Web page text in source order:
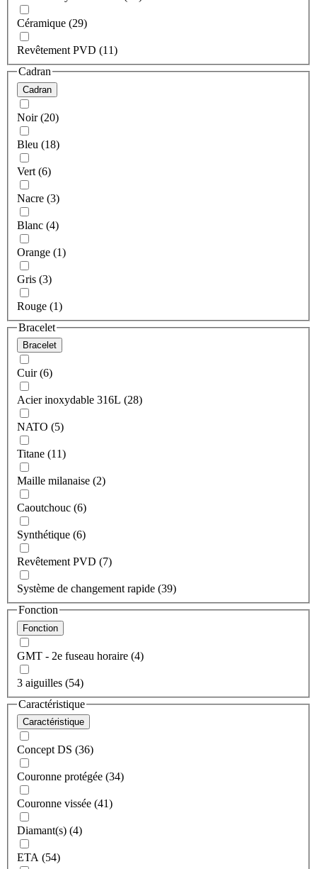
Céramique (29)
Revêtement PVD (11)
Cadran
Cadran
Noir (20)
Bleu (18)
Vert (6)
Nacre (3)
Blanc (4)
Orange (1)
Gris (3)
Rouge (1)
Bracelet
Bracelet
Cuir (6)
Acier inoxydable 316L (28)
NATO (5)
Titane (11)
Maille milanaise (2)
Caoutchouc (6)
Synthétique (6)
Revêtement PVD (7)
Système de changement rapide (39)
Fonction
Fonction
GMT - 2e fuseau horaire (4)
3 aiguilles (54)
Caractéristique
Caractéristique
Concept DS (36)
Couronne protégée (34)
Couronne vissée (41)
Diamant(s) (4)
ETA (54)